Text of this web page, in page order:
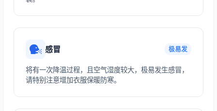
感冒 极易发
将有一次降温过程，且空气湿度较大，极易发生感冒，
请特别注意增加衣服保暖防寒。